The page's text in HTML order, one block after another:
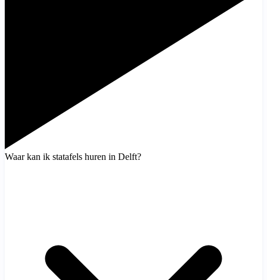
Waar kan ik statafels huren in Delft?